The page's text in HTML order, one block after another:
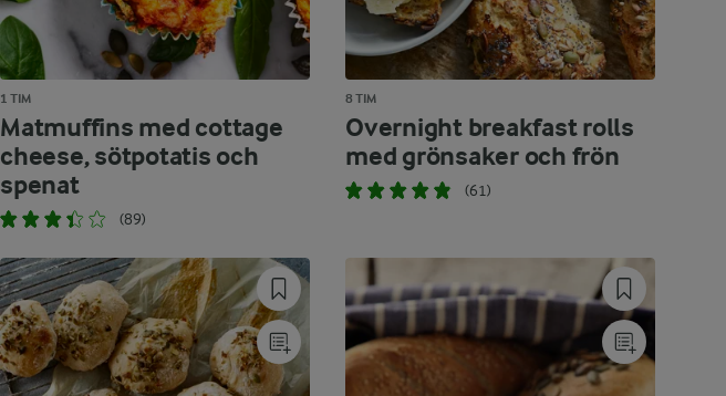
1 TIM
Matmuffins med cottage
cheese, sötpotatis och
spenat
(89)
8 TIM
Overnight breakfast rolls
med grönsaker och frön
(61)